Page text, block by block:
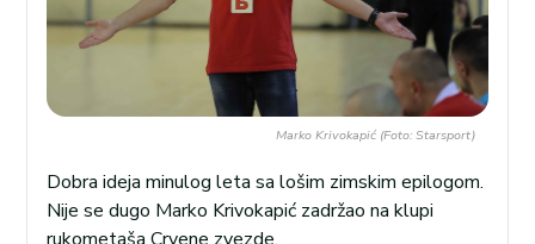
Marko Krivokapić (Foto: Starsport)
Dobra ideja minulog leta sa lošim zimskim epilogom.
Nije se dugo Marko Krivokapić zadržao na klupi